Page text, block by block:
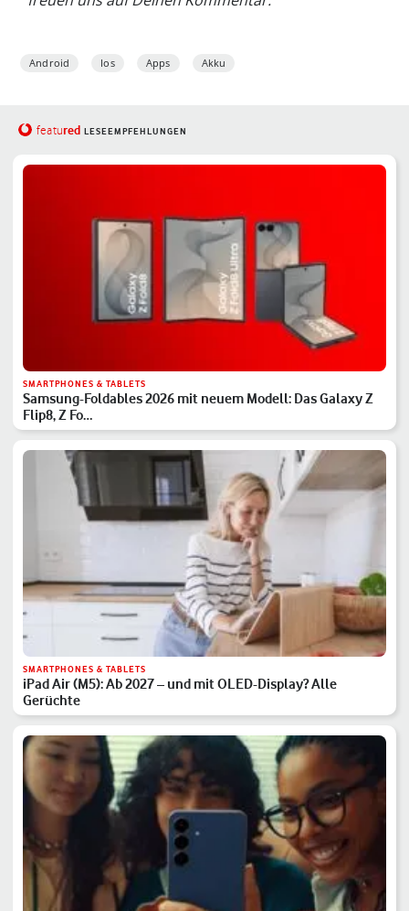
Android Ios Apps Akku
featured LESEEMPFEHLUNGEN
SMARTPHONES & TABLETS
Samsung-Foldables 2026 mit neuem Modell: Das Galaxy Z
Flip8, Z Fo…
SMARTPHONES & TABLETS
iPad Air (M5): Ab 2027 – und mit OLED-Display? Alle
Gerüchte